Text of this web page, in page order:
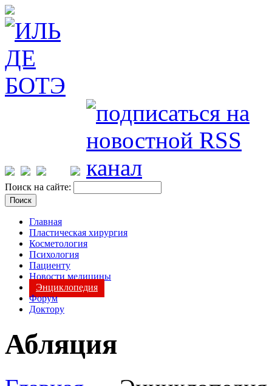
Поиск на сайте:
Главная
Пластическая хирургия
Косметология
Психология
Пациенту
Новости медицины
Энциклопедия
Форум
Доктору
Абляция